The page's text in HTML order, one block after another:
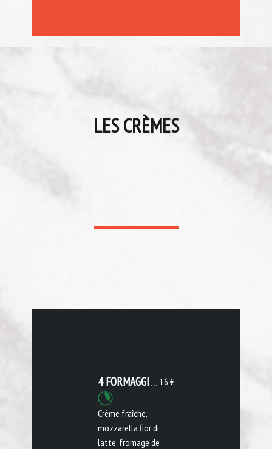
LES CRÈMES
16 €
4 FORMAGGI
Crème fraîche,
mozzarella fior di
latte, fromage de